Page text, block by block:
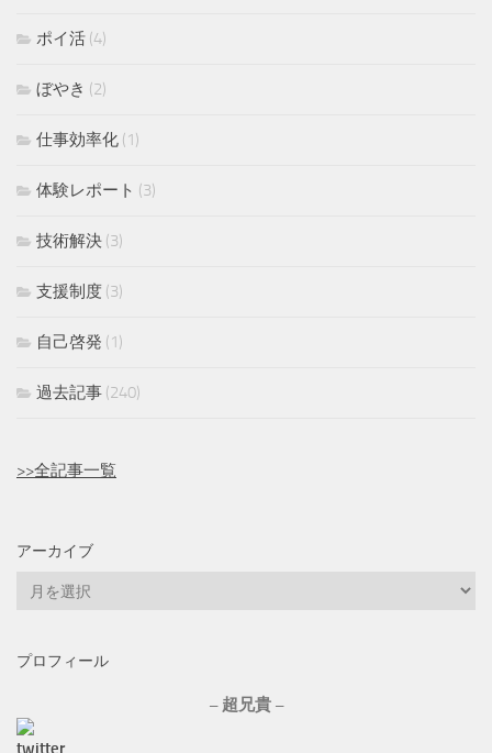
ポイ活 (4)
ぼやき (2)
仕事効率化 (1)
体験レポート (3)
技術解決 (3)
支援制度 (3)
自己啓発 (1)
過去記事 (240)
>>全記事一覧
アーカイブ
イ
プロフィール
– 超兄貴 –